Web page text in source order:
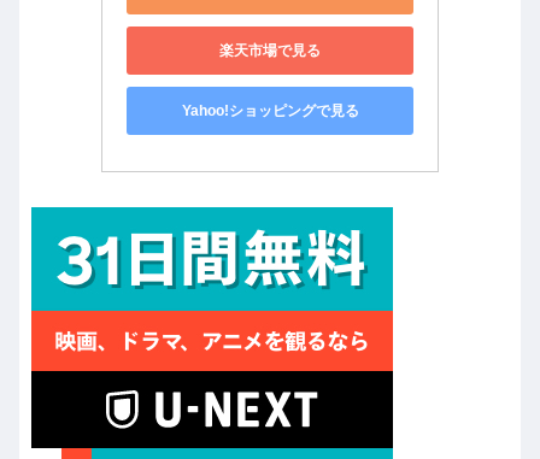
楽天市場で見る
Yahoo!ショッピングで見る